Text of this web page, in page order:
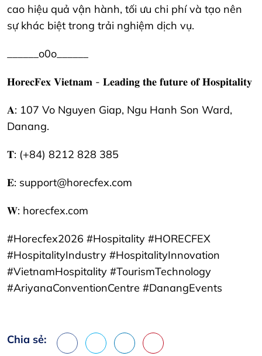
cao hiệu quả vận hành, tối ưu chi phí và tạo nên
sự khác biệt trong trải nghiệm dịch vụ.
______o0o______
𝐇𝐨𝐫𝐞𝐜𝐅𝐞𝐱 𝐕𝐢𝐞𝐭𝐧𝐚𝐦 - 𝐋𝐞𝐚𝐝𝐢𝐧𝐠 𝐭𝐡𝐞 𝐟𝐮𝐭𝐮𝐫𝐞 𝐨𝐟 𝐇𝐨𝐬𝐩𝐢𝐭𝐚𝐥𝐢𝐭𝐲
𝐀: 107 Vo Nguyen Giap, Ngu Hanh Son Ward,
Danang.
𝐓: (+84) 8212 828 385
𝐄: support@horecfex.com
𝐖: horecfex.com
#Horecfex2026 #Hospitality #HORECFEX
#HospitalityIndustry #HospitalityInnovation
#VietnamHospitality #TourismTechnology
#AriyanaConventionCentre #DanangEvents
Chia sẻ:
Facebook
X LinkedInPinterest